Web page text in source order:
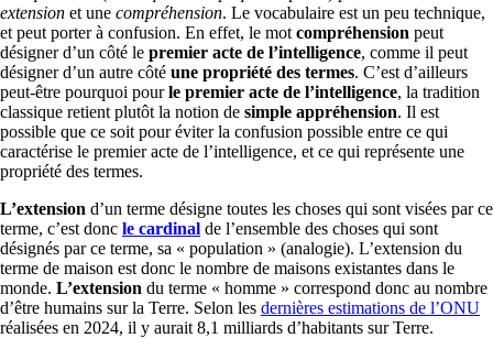
extension et une compréhension. Le vocabulaire est un peu technique,
et peut porter à confusion. En effet, le mot compréhension peut
désigner d’un côté le premier acte de l’intelligence, comme il peut
désigner d’un autre côté une propriété des termes. C’est d’ailleurs
peut-être pourquoi pourle premier acte de l’intelligence, la tradition
classique retient plutôt la notion de simple appréhension. Il est
possible que ce soit pour éviter la confusion possible entre ce qui
caractérise le premier acte de l’intelligence, et ce qui représente une
propriété des termes.
L’extension d’un terme désigne toutes les choses qui sont visées par ce
terme, c’est donc le cardinal de l’ensemble des choses qui sont
désignés par ce terme, sa « population » (analogie). L’extension du
terme de maison est donc le nombre de maisons existantes dans le
monde. L’extension du terme « homme » correspond donc au nombre
d’être humains sur la Terre. Selon les dernières estimations de l’ONU
réalisées en 2024, il y aurait 8,1 milliards d’habitants sur Terre.